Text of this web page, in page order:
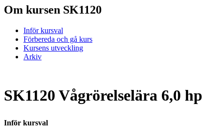
Om kursen SK1120
Inför kursval
Förbereda och gå kurs
Kursens utveckling
Arkiv
SK1120 Vågrörelselära 6,0 hp
Inför kursval